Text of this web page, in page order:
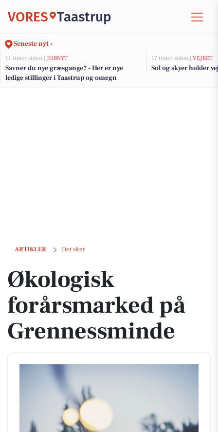
VORES Taastrup
Seneste nyt ›
11 timer siden | JOBNYT
Savner du nye græsgange? - Her er nye
ledige stillinger i Taastrup og omegn
17 timer siden | VEJRET
Sol og skyer holder
ARTIKLER Det sker
Økologisk forårsmarked på Grennessminde
Økologisk
forårsmarked på
Grennessminde